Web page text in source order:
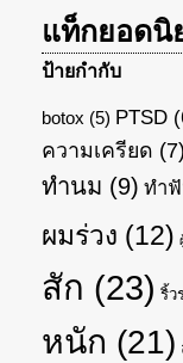
แท็กยอดนิ
ป้ายกำกับ
botox (5) PTSD
ความเครียด (7)
ทำนม (9) ทำ
ผมร่วง (12)
สัก (23) ริ้ว
หนัก (21)